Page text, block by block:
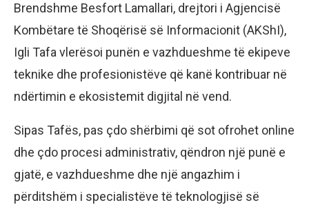
Brendshme Besfort Lamallari, drejtori i Agjencisë
Kombëtare të Shoqërisë së Informacionit (AKShI),
Igli Tafa vlerësoi punën e vazhdueshme të ekipeve
teknike dhe profesionistëve që kanë kontribuar në
ndërtimin e ekosistemit digjital në vend.
Sipas Tafës, pas çdo shërbimi që sot ofrohet online
dhe çdo procesi administrativ, qëndron një punë e
gjatë, e vazhdueshme dhe një angazhim i
përditshëm i specialistëve të teknologjisë së